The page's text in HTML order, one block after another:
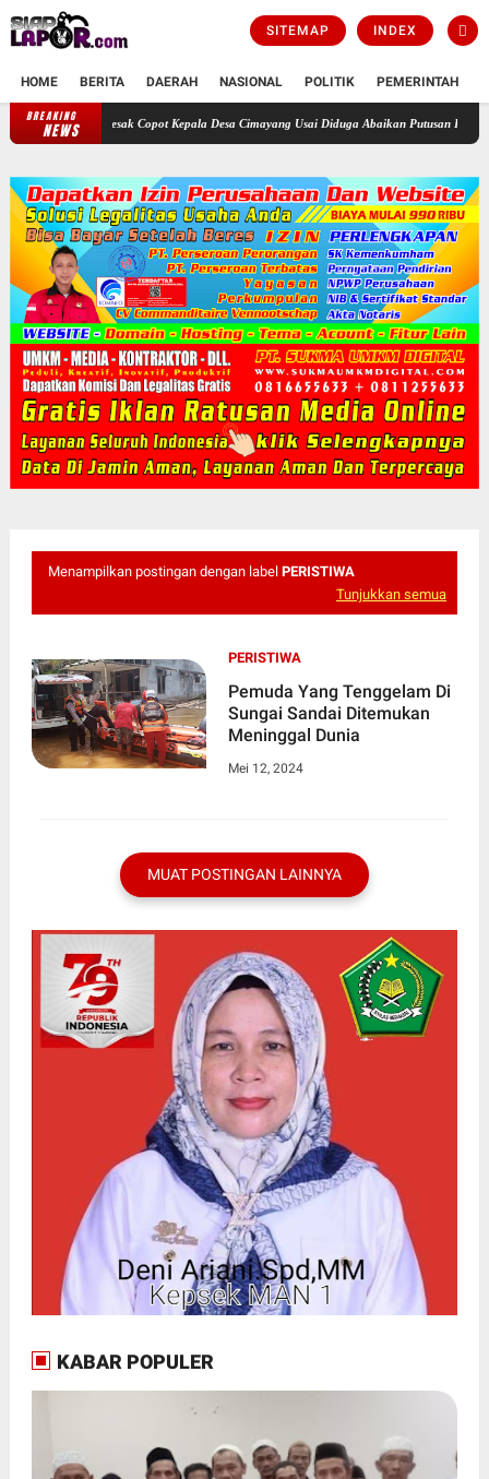
SITEMAP INDEX
HOME BERITA DAERAH NASIONAL POLITIK PEMERINTAH
BREAKING
NEWS
Bogor Didesak Copot Kepala Desa Cimayang Usai Diduga Abaikan Putusan Pengadilan
Menampilkan postingan dengan label PERISTIWA
Tunjukkan semua
PERISTIWA
Pemuda Yang Tenggelam Di
Sungai Sandai Ditemukan
Meninggal Dunia
Mei 12, 2024
MUAT POSTINGAN LAINNYA
KABAR POPULER